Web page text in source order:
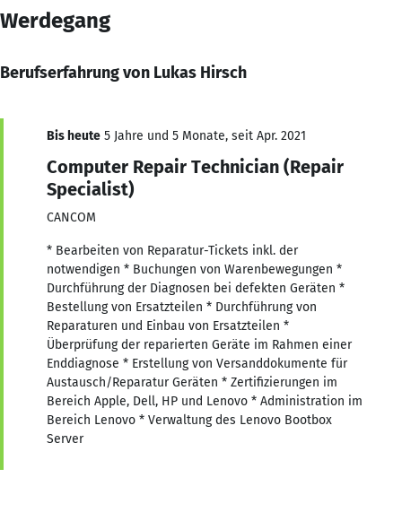
Werdegang
Berufserfahrung von Lukas Hirsch
Bis heute 5 Jahre und 5 Monate, seit Apr. 2021
Computer Repair Technician (Repair
Specialist)
CANCOM
* Bearbeiten von Reparatur-Tickets inkl. der
notwendigen * Buchungen von Warenbewegungen *
Durchführung der Diagnosen bei defekten Geräten *
Bestellung von Ersatzteilen * Durchführung von
Reparaturen und Einbau von Ersatzteilen *
Überprüfung der reparierten Geräte im Rahmen einer
Enddiagnose * Erstellung von Versanddokumente für
Austausch/Reparatur Geräten * Zertifizierungen im
Bereich Apple, Dell, HP und Lenovo * Administration im
Bereich Lenovo * Verwaltung des Lenovo Bootbox
Server